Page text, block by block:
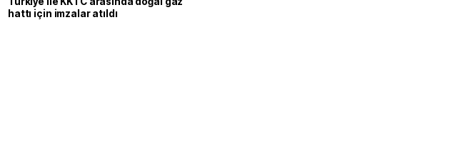
hattı için imzalar atıldı